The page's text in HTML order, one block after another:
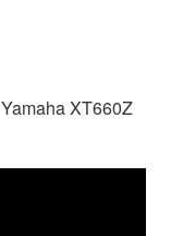
XT660Z